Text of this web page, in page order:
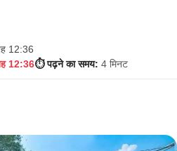
12:36
12:36⏱️ पढ़ने का समय: 4 मिनट